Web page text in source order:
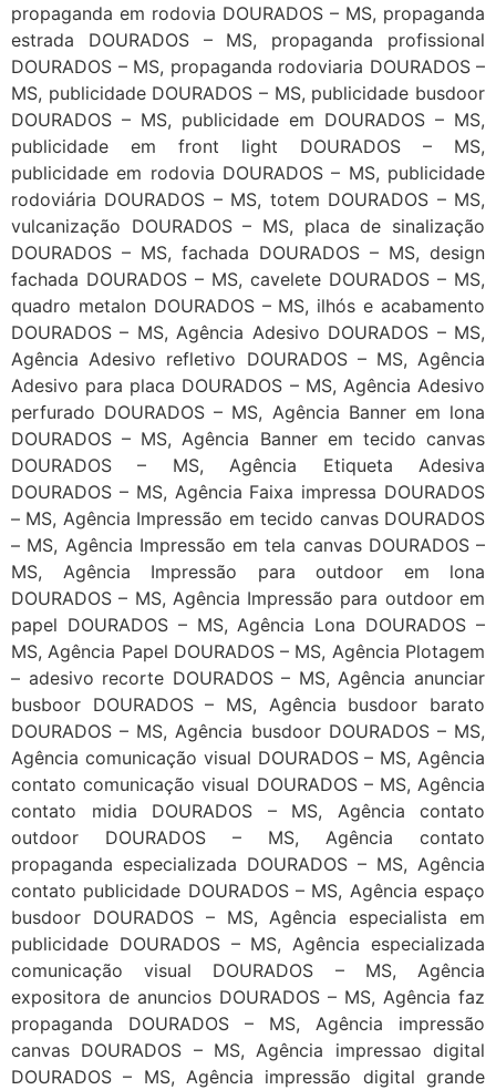
propaganda em rodovia DOURADOS – MS, propaganda
estrada DOURADOS – MS, propaganda profissional
DOURADOS – MS, propaganda rodoviaria DOURADOS –
MS, publicidade DOURADOS – MS, publicidade busdoor
DOURADOS – MS, publicidade em DOURADOS – MS,
publicidade em front light DOURADOS – MS,
publicidade em rodovia DOURADOS – MS, publicidade
rodoviária DOURADOS – MS, totem DOURADOS – MS,
vulcanização DOURADOS – MS, placa de sinalização
DOURADOS – MS, fachada DOURADOS – MS, design
fachada DOURADOS – MS, cavelete DOURADOS – MS,
quadro metalon DOURADOS – MS, ilhós e acabamento
DOURADOS – MS, Agência Adesivo DOURADOS – MS,
Agência Adesivo refletivo DOURADOS – MS, Agência
Adesivo para placa DOURADOS – MS, Agência Adesivo
perfurado DOURADOS – MS, Agência Banner em lona
DOURADOS – MS, Agência Banner em tecido canvas
DOURADOS – MS, Agência Etiqueta Adesiva
DOURADOS – MS, Agência Faixa impressa DOURADOS
– MS, Agência Impressão em tecido canvas DOURADOS
– MS, Agência Impressão em tela canvas DOURADOS –
MS, Agência Impressão para outdoor em lona
DOURADOS – MS, Agência Impressão para outdoor em
papel DOURADOS – MS, Agência Lona DOURADOS –
MS, Agência Papel DOURADOS – MS, Agência Plotagem
– adesivo recorte DOURADOS – MS, Agência anunciar
busboor DOURADOS – MS, Agência busdoor barato
DOURADOS – MS, Agência busdoor DOURADOS – MS,
Agência comunicação visual DOURADOS – MS, Agência
contato comunicação visual DOURADOS – MS, Agência
contato midia DOURADOS – MS, Agência contato
outdoor DOURADOS – MS, Agência contato
propaganda especializada DOURADOS – MS, Agência
contato publicidade DOURADOS – MS, Agência espaço
busdoor DOURADOS – MS, Agência especialista em
publicidade DOURADOS – MS, Agência especializada
comunicação visual DOURADOS – MS, Agência
expositora de anuncios DOURADOS – MS, Agência faz
propaganda DOURADOS – MS, Agência impressão
canvas DOURADOS – MS, Agência impressao digital
DOURADOS – MS, Agência impressão digital grande